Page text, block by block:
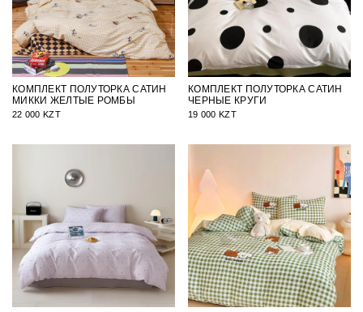
КОМПЛЕКТ ПОЛУТОРКА САТИН
МИККИ ЖЕЛТЫЕ РОМБЫ
22 000 KZT
КОМПЛЕКТ ПОЛУТОРКА САТИН
ЧЕРНЫЕ КРУГИ
19 000 KZT